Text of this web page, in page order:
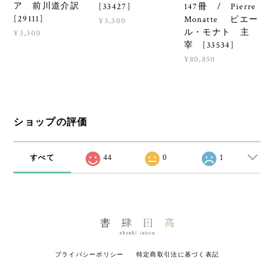
ア 前川道介訳
[29111]
¥3,300
[33427]
¥3,300
147冊 / Pierre
Monatte ピエー
ル・モナト 主
宰 [33534]
¥80,850
ショップの評価
すべて 44 0 1
プライバシーポリシー 特定商取引法に基づく表記